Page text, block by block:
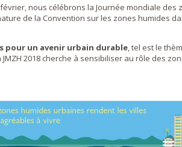
nous célébrons la Journée mondiale des
de la Convention sur les zones humides
pour un avenir urbain durable, tel est le
JMZH 2018 cherche à sensibiliser au rôle des